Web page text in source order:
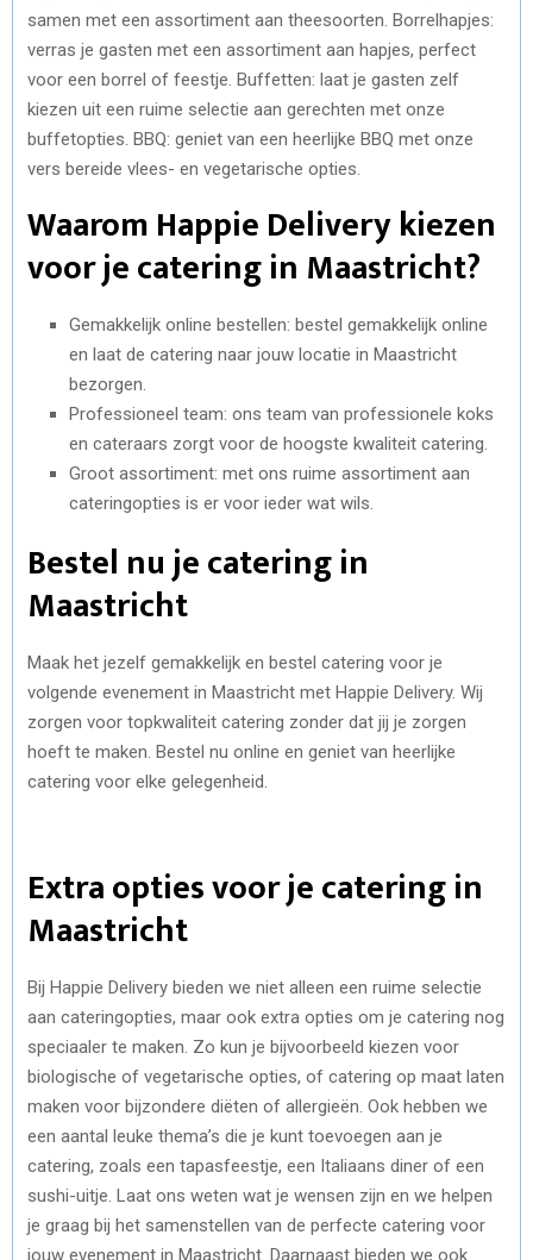
samen met een assortiment aan theesoorten. Borrelhapjes:
verras je gasten met een assortiment aan hapjes, perfect
voor een borrel of feestje. Buffetten: laat je gasten zelf
kiezen uit een ruime selectie aan gerechten met onze
buffetopties. BBQ: geniet van een heerlijke BBQ met onze
vers bereide vlees- en vegetarische opties.
Waarom Happie Delivery kiezen
voor je catering in Maastricht?
Gemakkelijk online bestellen: bestel gemakkelijk online
en laat de catering naar jouw locatie in Maastricht
bezorgen.
Professioneel team: ons team van professionele koks
en cateraars zorgt voor de hoogste kwaliteit catering.
Groot assortiment: met ons ruime assortiment aan
cateringopties is er voor ieder wat wils.
Bestel nu je catering in
Maastricht
Maak het jezelf gemakkelijk en bestel catering voor je
volgende evenement in Maastricht met Happie Delivery. Wij
zorgen voor topkwaliteit catering zonder dat jij je zorgen
hoeft te maken. Bestel nu online en geniet van heerlijke
catering voor elke gelegenheid.
Extra opties voor je catering in
Maastricht
Bij Happie Delivery bieden we niet alleen een ruime selectie
aan cateringopties, maar ook extra opties om je catering nog
speciaaler te maken. Zo kun je bijvoorbeeld kiezen voor
biologische of vegetarische opties, of catering op maat laten
maken voor bijzondere diëten of allergieën. Ook hebben we
een aantal leuke thema’s die je kunt toevoegen aan je
catering, zoals een tapasfeestje, een Italiaans diner of een
sushi-uitje. Laat ons weten wat je wensen zijn en we helpen
je graag bij het samenstellen van de perfecte catering voor
jouw evenement in Maastricht. Daarnaast bieden we ook